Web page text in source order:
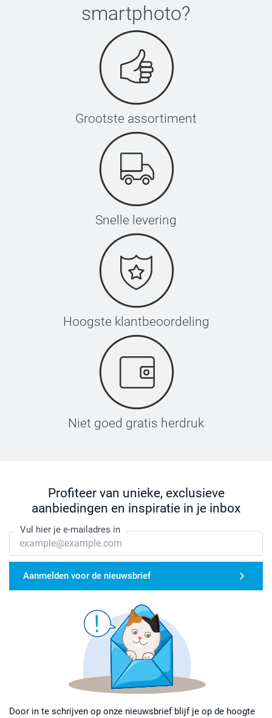
smartphoto?
Grootste assortiment
Snelle levering
Hoogste klantbeoordeling
Niet goed gratis herdruk
Profiteer van unieke, exclusieve
aanbiedingen en inspiratie in je inbox
Vul hier je e-mailadres in
Aanmelden voor de nieuwsbrief
Door in te schrijven op onze nieuwsbrief blijf je op de hoogte